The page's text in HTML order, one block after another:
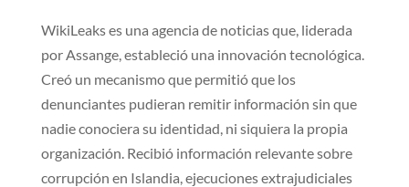
WikiLeaks es una agencia de noticias que, liderada
por Assange, estableció una innovación tecnológica.
Creó un mecanismo que permitió que los
denunciantes pudieran remitir información sin que
nadie conociera su identidad, ni siquiera la propia
organización. Recibió información relevante sobre
corrupción en Islandia, ejecuciones extrajudiciales